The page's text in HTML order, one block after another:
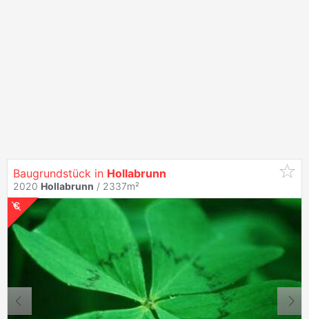
Baugrundstück in Hollabrunn
2020 Hollabrunn / 2337m²